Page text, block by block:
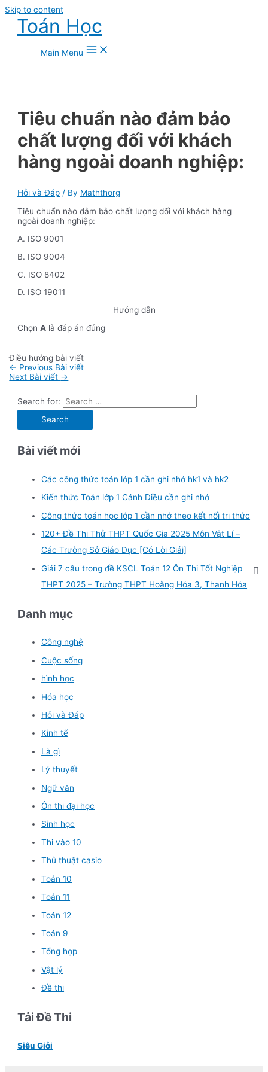
Skip to content
Toán Học
Main Menu
Tiêu chuẩn nào đảm bảo
chất lượng đối với khách
hàng ngoài doanh nghiệp:
Hỏi và Đáp / By Maththorg
Tiêu chuẩn nào đảm bảo chất lượng đối với khách hàng
ngoài doanh nghiệp:
A. ISO 9001
B. ISO 9004
C. ISO 8402
D. ISO 19011
Hướng dẫn
ChọnA là đáp án đúng
Điều hướng bài viết
← Previous Bài viết
Next Bài viết →
Search for:
Bài viết mới
Các công thức toán lớp 1 cần ghi nhớ hk1 và hk2
Kiến thức Toán lớp 1 Cánh Diều cần ghi nhớ
Công thức toán học lớp 1 cần nhớ theo kết nối tri thức
120+ Đề Thi Thử THPT Quốc Gia 2025 Môn Vật Lí –
Các Trường Sở Giáo Dục [Có Lời Giải]
Giải 7 câu trong đề KSCL Toán 12 Ôn Thi Tốt Nghiệp
THPT 2025 – Trường THPT Hoằng Hóa 3, Thanh Hóa
Danh mục
Công nghệ
Cuộc sống
hình học
Hóa học
Hỏi và Đáp
Kinh tế
Là gì
Lý thuyết
Ngữ văn
Ôn thi đại học
Sinh học
Thi vào 10
Thủ thuật casio
Toán 10
Toán 11
Toán 12
Toán 9
Tổng hợp
Vật lý
Đề thi
Tải Đề Thi
Siêu Giỏi